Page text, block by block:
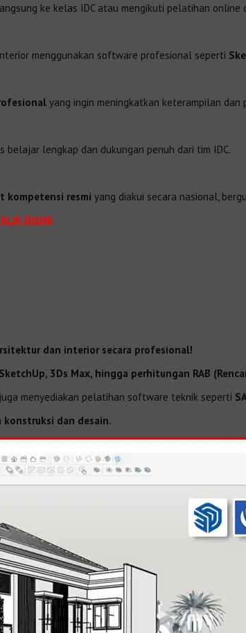
ke kelas IDC atau mengikuti pelatihan
menggunakan software profesional seperti
yang ingin meningkatkan keterampilan dan
lengkap dan dukungan penuh dari tim IDC.
kompetensi resmi yang diakui secara nasional,
DISINI
dan interior secara profesional!
3Ds Max, hingga perhitungan RAB
menyediakan pelatihan software teknik seperti
dan desain.